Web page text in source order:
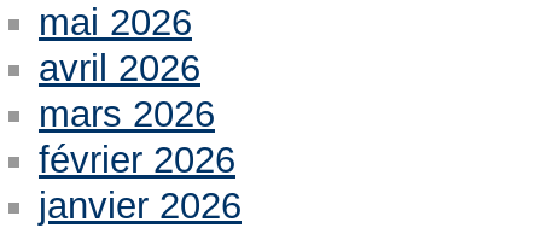
mai 2026
avril 2026
mars 2026
février 2026
janvier 2026